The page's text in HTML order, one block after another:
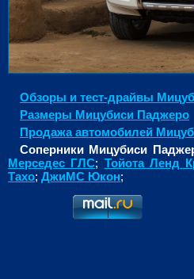
Обзоры и тест-драйвы
Размеры Мицубиcи Паджеро
Продажа автомобилей
Соперники Мицубиcи
Мерседес ГЛС; Тойота Ленд
Тахо; ДжиМС Юкон;